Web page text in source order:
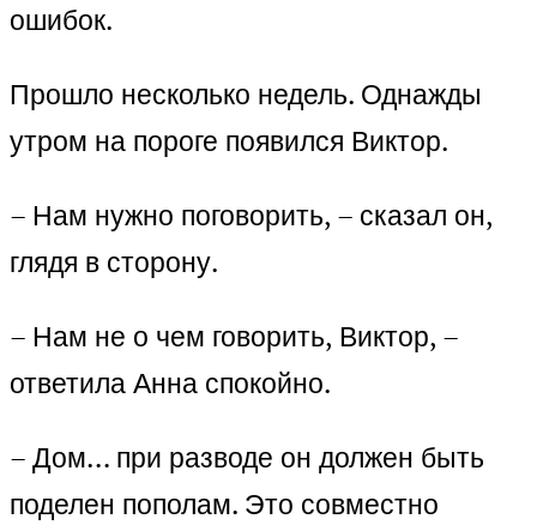
ошибок.
Прошло несколько недель. Однажды
утром на пороге появился Виктор.
– Нам нужно поговорить, – сказал он,
глядя в сторону.
– Нам не о чем говорить, Виктор, –
ответила Анна спокойно.
– Дом… при разводе он должен быть
поделен пополам. Это совместно